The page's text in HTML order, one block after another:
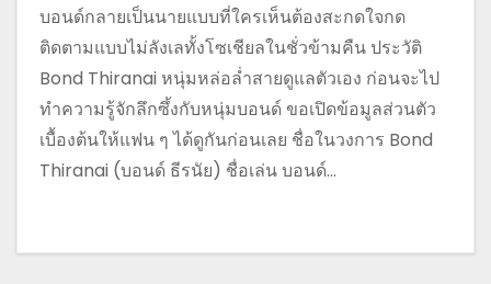
บอนด์กลายเป็นนายแบบที่ใครเห็นต้องสะกดใจกด
ติดตามแบบไม่ลังเลทั้งโซเชียลในชั่วข้ามคืน ประวัติ
Bond Thiranai หนุ่มหล่อล่ำสายดูแลตัวเอง ก่อนจะไป
ทำความรู้จักลึกซึ้งกับหนุ่มบอนด์ ขอเปิดข้อมูลส่วนตัว
เบื้องต้นให้แฟน ๆ ได้ดูกันก่อนเลย ชื่อในวงการ Bond
Thiranai (บอนด์ ธีรนัย) ชื่อเล่น บอนด์…